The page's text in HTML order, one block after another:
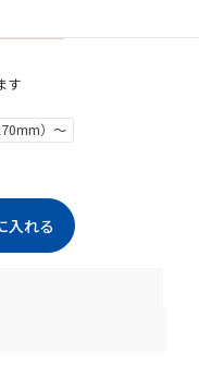
す
）～